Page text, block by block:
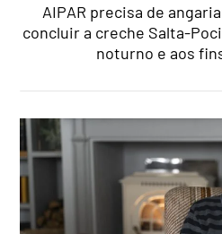
AIPAR precisa de
concluir a creche Salta-
noturno e aos